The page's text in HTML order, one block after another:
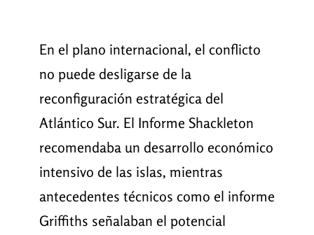
En el plano internacional, el conflicto
no puede desligarse de la
reconfiguración estratégica del
Atlántico Sur. El Informe Shackleton
recomendaba un desarrollo económico
intensivo de las islas, mientras
antecedentes técnicos como el informe
Griffiths señalaban el potencial